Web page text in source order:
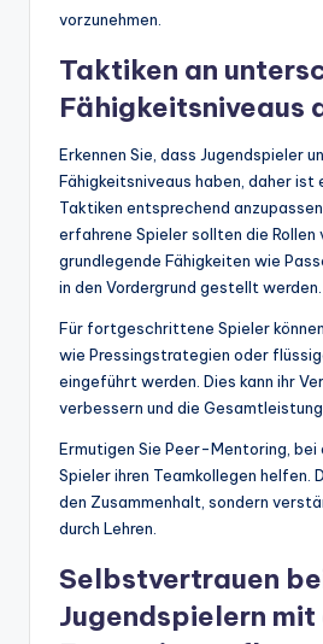
vorzunehmen.
Taktiken an
Fähigkeitsniveaus
Erkennen Sie, dass Jugendspieler
Fähigkeitsniveaus haben, daher ist
Taktiken entsprechend
erfahrene Spieler sollten die Rollen
grundlegende Fähigkeiten wie
in den Vordergrund gestellt werden.
Für fortgeschrittene Spieler
wie Pressingstrategien oder
eingeführt werden. Dies kann ihr
verbessern und die
Ermutigen Sie Peer-Mentoring, bei
Spieler ihren Teamkollegen helfen.
den Zusammenhalt, sondern
durch Lehren.
Selbstvertrauen
Jugendspielern mit